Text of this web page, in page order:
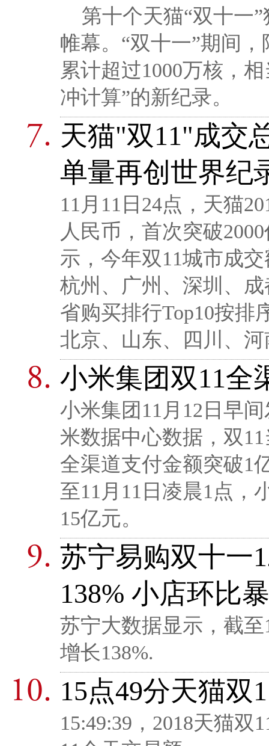
第十个天猫“双十一”
帷幕。“双十一”期间
累计超过1000万核，
冲计算”的新纪录。
天猫"双11"成交
单量再创世界纪
11月11日24点，天猫
人民币，首次突破
示，今年双11城市成
杭州、广州、深圳、
省购买排行Top10按排
北京、山东、四川、
小米集团双11全
小米集团11月12日早
米数据中心数据，双
全渠道支付金额突破1
至11月11日凌晨1点，
15亿元。
苏宁易购双十一
138% 小店环比
苏宁大数据显示，截
增长138%.
15点49分天猫双
15:49:39，2018天猫双